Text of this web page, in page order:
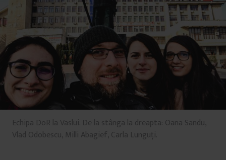
Echipa DoR la Vaslui. De la stânga la dreapta: Oana Sandu,
Vlad Odobescu, Milli Abagief, Carla Lunguți.